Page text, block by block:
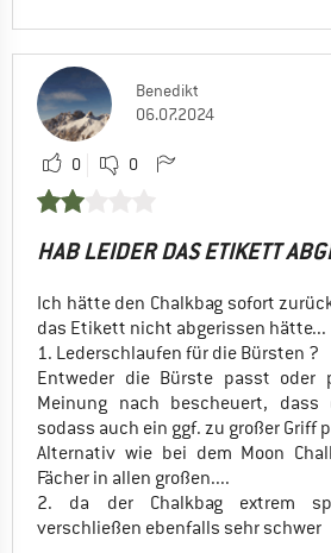
Benedikt
06.07.2024
0 0
HAB LEIDER DAS ETIKETT
Ich hätte den Chalkbag sofort
das Etikett nicht abgerissen hätte...
1. Lederschlaufen für die Bürsten ?
Entweder die Bürste passt oder
Meinung nach bescheuert,
sodass auch ein ggf. zu großer Griff
Alternativ wie bei dem Moon
Fächer in allen großen....
2. da der Chalkbag extrem
verschließen ebenfalls sehr schwer